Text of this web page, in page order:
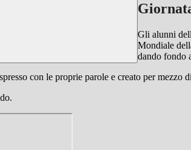
Gli alunni
Mondiale
dando fondo
con le proprie parole e creato per mezzo